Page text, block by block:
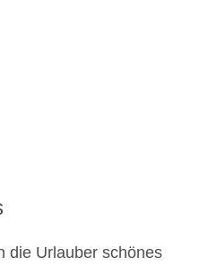
die Urlauber schönes